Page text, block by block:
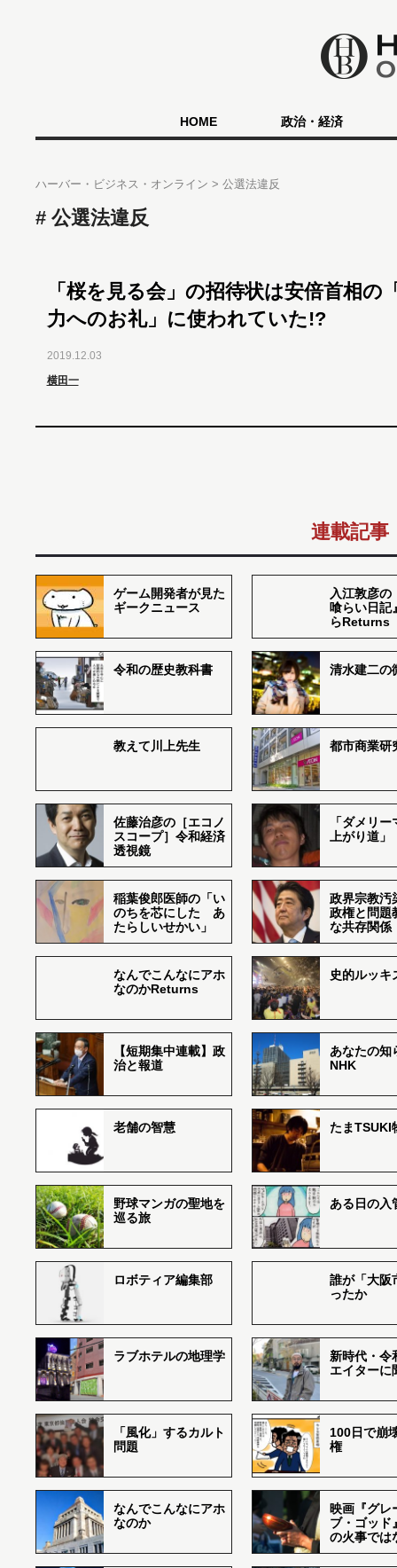
HOME 政治・経済
ハーバー・ビジネス・オンライン 公選法違反
公選法違反
「桜を見る会」の招待状は安倍首相の
力へのお礼」に使われていた!?
2019.12.03
横田一
連載記事
ゲーム開発者が見た
ギークニュース
入江敦彦の
喰らい日記
らReturns
令和の歴史教科書 清水建二の
教えて川上先生 都市商業研
佐藤治彦の［エコノ
スコープ］令和経済
透視鏡
「ダメリ
上がり道」
稲葉俊郎医師の「い
のちを芯にした あ
たらしいせかい」
政界宗教汚
政権と問題
な共存関係
なんでこんなにアホ
なのかReturns
史的ルッキ
【短期集中連載】政
治と報道
あなたの知
NHK
老舗の智慧 たまTSUKI
野球マンガの聖地を
巡る旅
ある日の入
ロボティア編集部
誰が「大阪
ったか
ラブホテルの地理学
新時代・令
エイターに
「風化」するカルト
問題
100日で崩
権
なんでこんなにアホ
なのか
映画『グレ
ブ・ゴッド
の火事では